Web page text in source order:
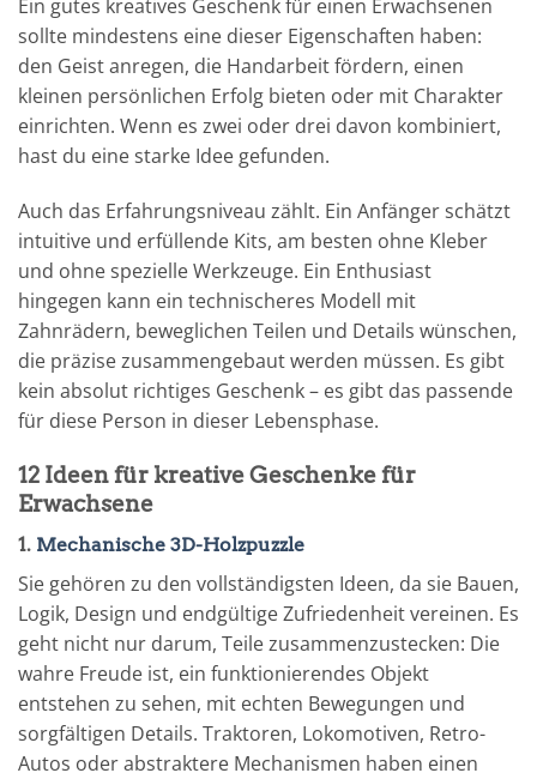
Ein gutes kreatives Geschenk für einen Erwachsenen
sollte mindestens eine dieser Eigenschaften haben:
den Geist anregen, die Handarbeit fördern, einen
kleinen persönlichen Erfolg bieten oder mit Charakter
einrichten. Wenn es zwei oder drei davon kombiniert,
hast du eine starke Idee gefunden.
Auch das Erfahrungsniveau zählt. Ein Anfänger schätzt
intuitive und erfüllende Kits, am besten ohne Kleber
und ohne spezielle Werkzeuge. Ein Enthusiast
hingegen kann ein technischeres Modell mit
Zahnrädern, beweglichen Teilen und Details wünschen,
die präzise zusammengebaut werden müssen. Es gibt
kein absolut richtiges Geschenk – es gibt das passende
für diese Person in dieser Lebensphase.
12 Ideen für kreative Geschenke für
Erwachsene
1. Mechanische 3D-Holzpuzzle
Sie gehören zu den vollständigsten Ideen, da sie Bauen,
Logik, Design und endgültige Zufriedenheit vereinen. Es
geht nicht nur darum, Teile zusammenzustecken: Die
wahre Freude ist, ein funktionierendes Objekt
entstehen zu sehen, mit echten Bewegungen und
sorgfältigen Details. Traktoren, Lokomotiven, Retro-
Autos oder abstraktere Mechanismen haben einen